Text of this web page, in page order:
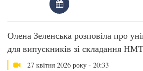
Олена Зеленська розповіла про
для випускників зі складання НМТ
27 квітня 2026 року - 20:33